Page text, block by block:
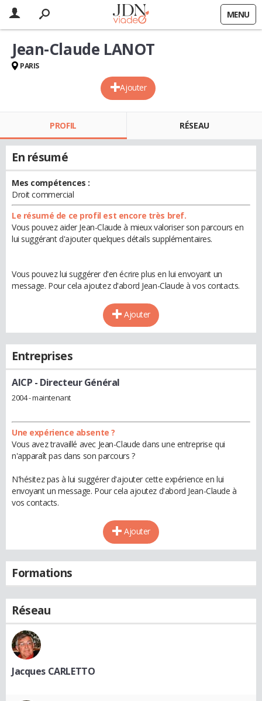
MENU
Ajouter
Jean-Claude LANOT
PARIS
PROFIL RÉSEAU
En résumé
Mes compétences :
Droit commercial
Le résumé de ce profil est encore très bref.
Vous pouvez aider Jean-Claude à mieux valoriser son parcours en
lui suggérant d'ajouter quelques détails supplémentaires.
Vous pouvez lui suggérer d'en écrire plus en lui envoyant un
message. Pour cela ajoutez d'abord Jean-Claude à vos contacts.
Ajouter
Entreprises
AICP - Directeur Général
2004 - maintenant
Une expérience absente ?
Vous avez travaillé avec Jean-Claude dans une entreprise qui
n'apparaît pas dans son parcours ?
N'hésitez pas à lui suggérer d'ajouter cette expérience en lui
envoyant un message. Pour cela ajoutez d'abord Jean-Claude à
vos contacts.
Ajouter
Formations
Réseau
Jacques CARLETTO